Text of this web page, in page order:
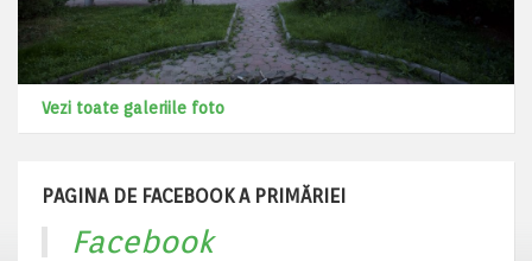
Vezi toate galeriile foto
PAGINA DE FACEBOOK A PRIMĂRIEI
Facebook